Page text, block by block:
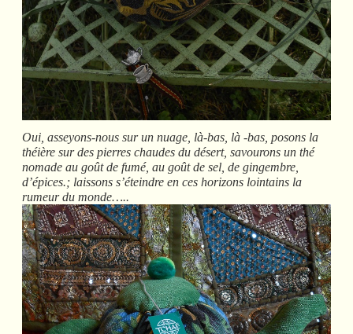
Oui, asseyons-nous sur un nuage, là-bas, là -bas, posons la
théière sur des pierres chaudes du désert, savourons un thé
nomade au goût de fumé, au goût de sel, de gingembre,
d’épices.; laissons s’éteindre en ces horizons lointains la
rumeur du monde…..